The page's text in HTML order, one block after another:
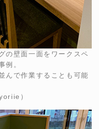
の壁面一面をワークスペ
例。
んで作業することも可能
）